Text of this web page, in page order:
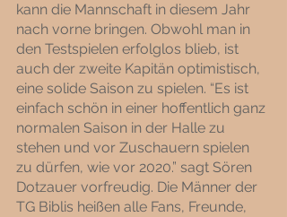
kann die Mannschaft in diesem Jahr
nach vorne bringen. Obwohl man in
den Testspielen erfolglos blieb, ist
auch der zweite Kapitän optimistisch,
eine solide Saison zu spielen. “Es ist
einfach schön in einer hoffentlich ganz
normalen Saison in der Halle zu
stehen und vor Zuschauern spielen
zu dürfen, wie vor 2020.” sagt Sören
Dotzauer vorfreudig. Die Männer der
TG Biblis heißen alle Fans, Freunde,